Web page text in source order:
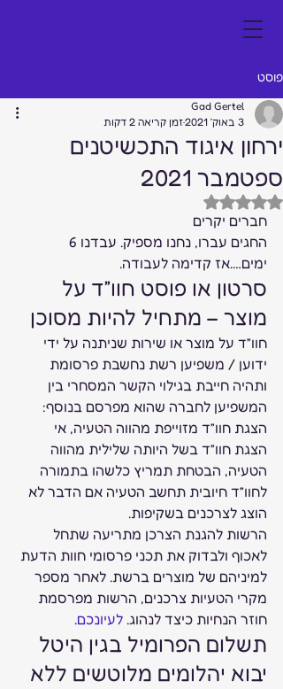
פוסט
ירחון איגוד התכשיטנים
ספטמבר 2021
Gad Gertel
3 באוק׳ 2021
זמן קריאה 2 דקות
דירוג של NaN מתוך 5 כוכבים
חברים יקרים
ימים….אז קדימה לעבודה.
סרטון או פוסט חוו”ד על
מוצר – מתחיל להיות מסוכן
חוו”ד על מוצר או שירות שניתנה על ידי
ידוען / משפיען רשת נחשבת פרסומת
ותהיה חייבת בגילוי הקשר המסחרי בין
המשפיען לחברה שהוא מפרסם בנוסף:
הצגת חוו”ד מזוייפת מהווה הטעיה, אי
הצגת חוו”ד בשל היותה שלילית מהווה
הטעיה, הבטחת תמריץ כלשהו בתמורה
לחוו”ד חיובית תחשב הטעיה אם הדבר לא
הוצג לצרכנים בשקיפות.
הרשות להגנת הצרכן מתריעה שתחל
לאכוף ולבדוק את תכני פרסומי חוות הדעת
למיניהם של מוצרים ברשת. לאחר מספר
מקרי הטעיות צרכנים, הרשות מפרסמת
חוזר הנחיות כיצד לנהוג. לעיונכם.
תשלום הפרומיל בגין היטל
יבוא יהלומים מלוטשים ללא